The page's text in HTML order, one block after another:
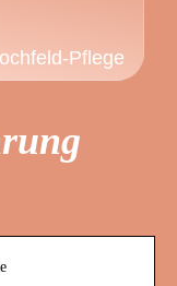
Pflege